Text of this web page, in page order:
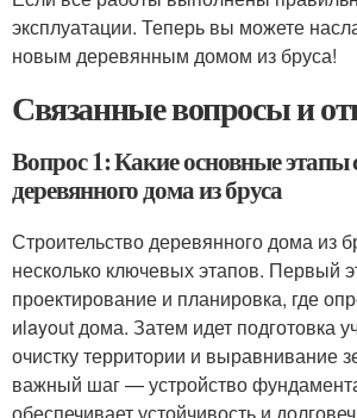
эксплуатации. Теперь вы можете
новым деревянным домом из бруса!
Связанные вопросы и
Вопрос 1: Какие основные этапы
деревянного дома из бруса
Строительство деревянного дома из
несколько ключевых этапов. Первый
проектирование и планировка, где
иlayout дома. Затем идет подготовка
очистку территории и выравнивание
важный шаг — устройство